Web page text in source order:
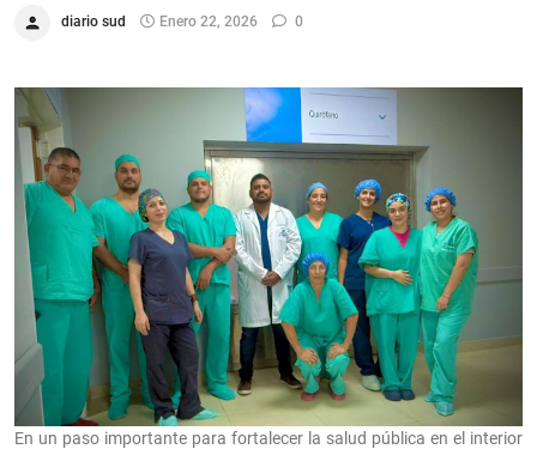
diario sud Enero 22, 2026 0
En un paso importante para fortalecer la salud pública en el interior